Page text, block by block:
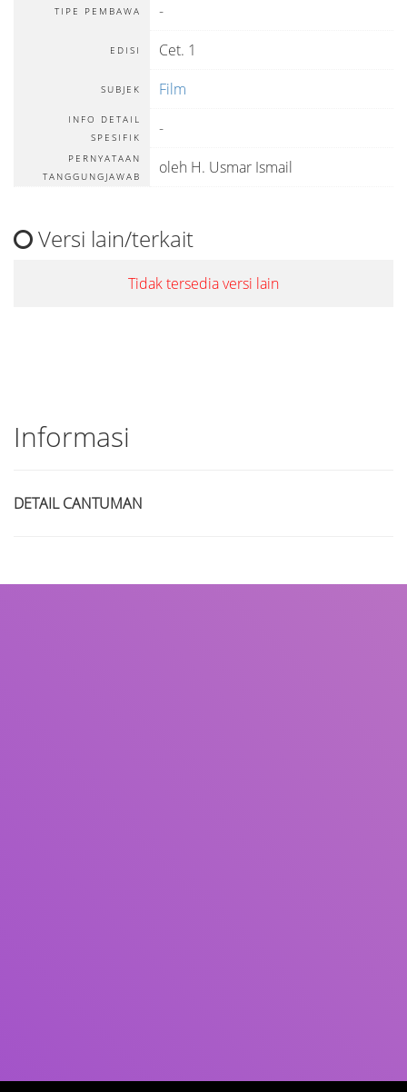
TIPE PEMBAWA -
EDISI Cet. 1
SUBJEK Film
INFO DETAIL
SPESIFIK
-
PERNYATAAN
TANGGUNGJAWAB
oleh H. Usmar Ismail
Versi lain/terkait
Tidak tersedia versi lain
Informasi
DETAIL CANTUMAN